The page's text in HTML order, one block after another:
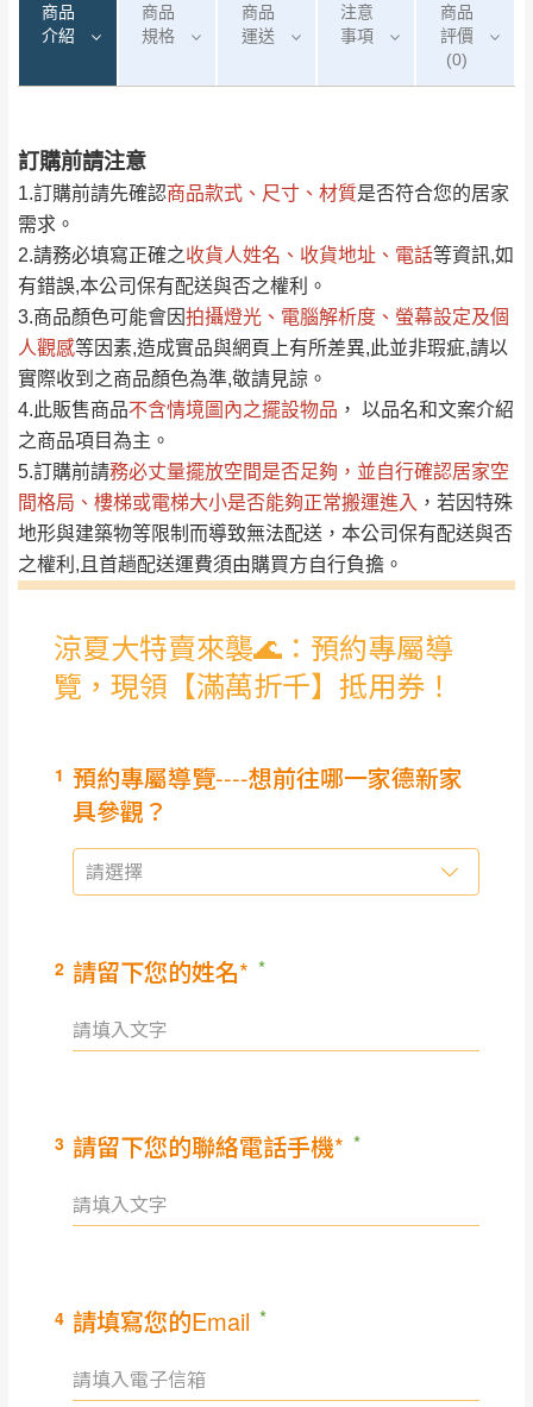
商品
介紹
商品
規格
商品
運送
注意
事項
商品
評價
(0)
訂購前請注意
1.訂購前請先確認商品款式、尺寸、材質是否符合您的居家
需求。
2.請務必填寫正確之收貨人姓名、收貨地址、電話等資訊,如
有錯誤,本公司保有配送與否之權利。
3.商品顏色可能會因拍攝燈光、電腦解析度、螢幕設定及個
人觀感等因素,造成實品與網頁上有所差異,此並非瑕疵,請以
實際收到之商品顏色為準,敬請見諒。
4.此販售商品不含情境圖內之擺設物品 ， 以品名和文案介紹
之商品項目為主。
5.訂購前請務必丈量擺放空間是否足夠 ，並自行確認居家空
間格局、 樓梯或電梯大小是否能夠正常搬運進入 ，若因特殊
地形與建築物等限制而導致無法配送，本公司保有配送與否
之權利,且首趟配送運費須由購買方自行負擔。
運 費 說 明
運送地區 運送費用
偏遠地區
（請先線上詢問 LINE
→@dershin ）
桃園
費
復興鄉
新竹
峨眉鄉、五峰鄉、
橫山、北埔鄉、尖
石鄉、寶山鄉山
區、新埔山區、芎
林山區、關西 玉山
台北 無
新北
來、平溪、九份、
峽山區、石碇、坪
基隆
苗栗
$ 9,000以上：免
安鄉、大湖鄉、頭
到貨時間：指定送貨日當天以電話聯絡確認
注意事項：
由於品項繁多，網頁無法及時更新，如有需
Line客服」來信確認商品是否有「現貨」與
「金額」。
若商品價格或庫存有異常，商家有權取消訂
單。部分網路商品恕無法更改原設計或客製，敬請
見諒！
接單後二日內(不含例假日)，我們客服會與您
電話聯絡或E-Mail通知確認訂單。
（線上客服 LINE → @dershin）
下單前先詢問是否現貨，若未詢問下單後無
現貨我們客服會再來電或E-Mail與您聯絡
運送範圍：限定北至基隆，南至苗栗，偏遠
地區恕無法提供運送 (詳見運送規章)。
苗栗至基隆；其它地區暫不開放，如因特殊
地型限制(山區、鄉、鎮、村)、樓梯太小、無
保有出貨的權利。
費用將由買方自行支付。
快速到貨商品，無法指定特定時間送達，司
由於百貨公司配送較為不易，故暫無法配送
完成出貨15個工作天另行寄出，另外約加上2~7個
工作天內送達，如遇國定假日將順延寄送。
退換貨說明：
0/5 (0)筆
全部 依評論高至低排列
依評論低至高排列 只顯示附上圖片
只顯示附上評論